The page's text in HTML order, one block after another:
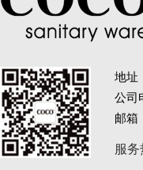
地址
公司
邮箱
服务